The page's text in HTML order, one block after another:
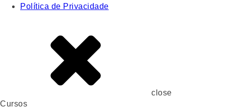
Política de Privacidade
close
Cursos